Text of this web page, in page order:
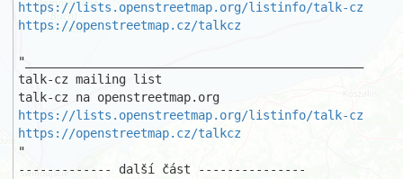
https://lists.openstreetmap.org/listinfo/talk-cz
https://openstreetmap.cz/talkcz
"_______________________________________________
talk-cz mailing list
https://lists.openstreetmap.org/listinfo/talk-cz
https://openstreetmap.cz/talkcz
"
------------- další část ---------------